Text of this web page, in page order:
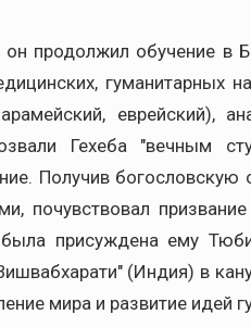
продолжил обучение в
гуманитарных
арамейский, еврейский),
Гехеба "вечным
Получив
почувствовал
присуждена ему
(Индия) в
мира и развитие идей